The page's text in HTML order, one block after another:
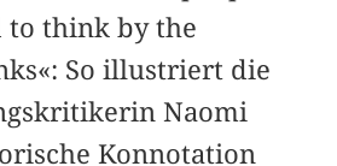
to think by the
So illustriert die
Naomi
Konnotation